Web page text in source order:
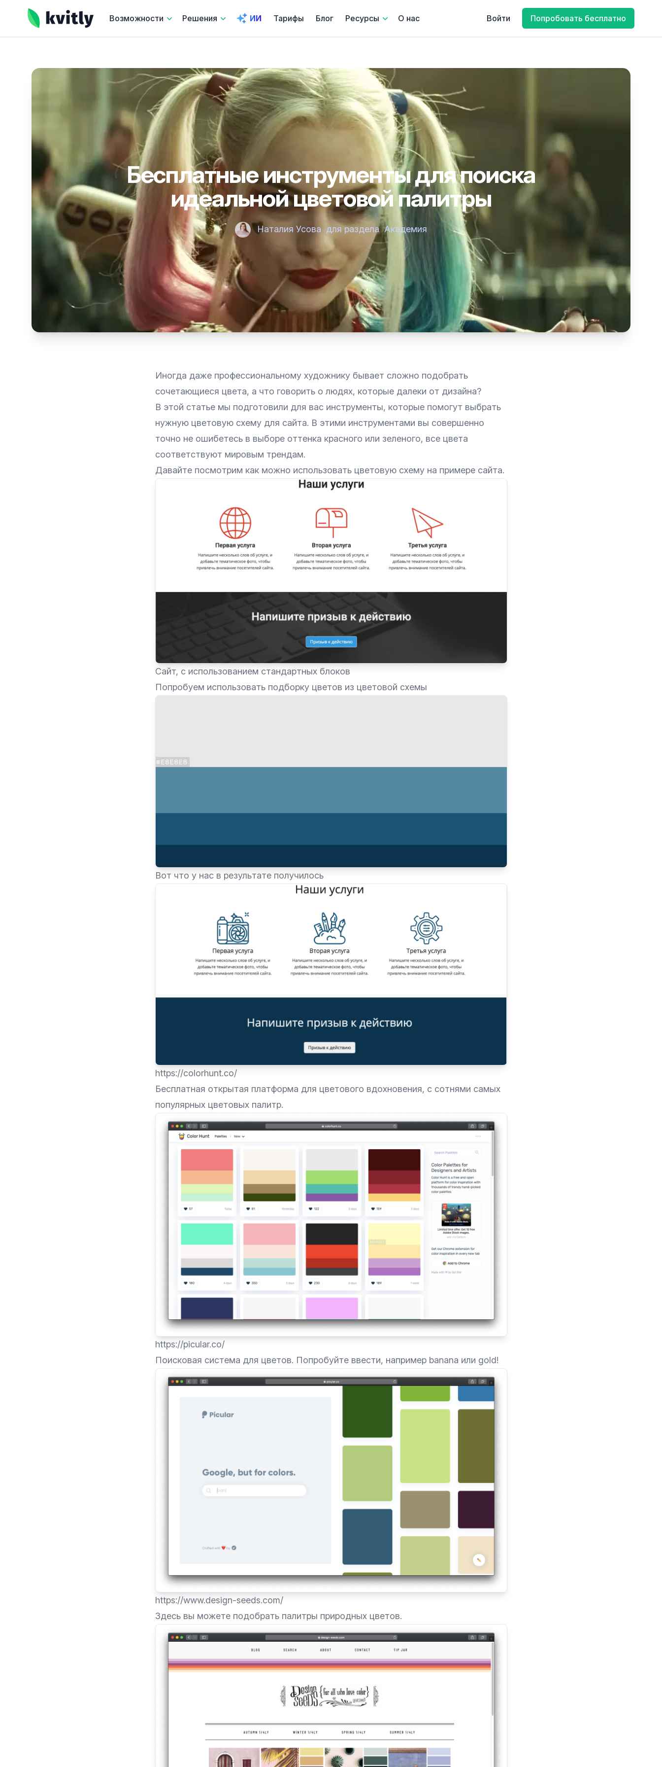
kvitly Возможности Решения ИИ Тарифы Блог Ресурсы О нас Войти Попробовать бесплатно
Бесплатные инструменты для поиска
идеальной цветовой палитры
Наталия Усова для раздела Академия
Иногда даже профессиональному художнику бывает сложно подобрать
сочетающиеся цвета, а что говорить о людях, которые далеки от дизайна?
В этой статье мы подготовили для вас инструменты, которые помогут выбрать
нужную цветовую схему для сайта. В этими инструментами вы совершенно
точно не ошибетесь в выборе оттенка красного или зеленого, все цвета
соответствуют мировым трендам.
Давайте посмотрим как можно использовать цветовую схему на примере сайта.
Сайт, с использованием стандартных блоков
Попробуем использовать подборку цветов из цветовой схемы
Вот что у нас в результате получилось
https://colorhunt.co/
Бесплатная открытая платформа для цветового вдохновения, с сотнями самых
популярных цветовых палитр.
https://picular.co/
Поисковая система для цветов. Попробуйте ввести, например banana или gold!
https://www.design-seeds.com/
Здесь вы можете подобрать палитры природных цветов.